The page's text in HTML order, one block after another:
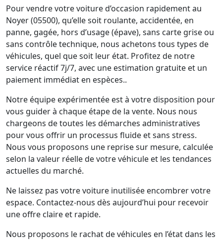
Pour vendre votre voiture d’occasion rapidement au
Noyer (05500), qu’elle soit roulante, accidentée, en
panne, gagée, hors d’usage (épave), sans carte grise ou
sans contrôle technique, nous achetons tous types de
véhicules, quel que soit leur état. Profitez de notre
service réactif 7j/7, avec une estimation gratuite et un
paiement immédiat en espèces..
Notre équipe expérimentée est à votre disposition pour
vous guider à chaque étape de la vente. Nous nous
chargeons de toutes les démarches administratives
pour vous offrir un processus fluide et sans stress.
Nous vous proposons une reprise sur mesure, calculée
selon la valeur réelle de votre véhicule et les tendances
actuelles du marché.
Ne laissez pas votre voiture inutilisée encombrer votre
espace. Contactez-nous dès aujourd’hui pour recevoir
une offre claire et rapide.
Nous proposons le rachat de véhicules en l’état dans les